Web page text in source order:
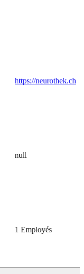
https://neurothek.ch
null
1 Employés